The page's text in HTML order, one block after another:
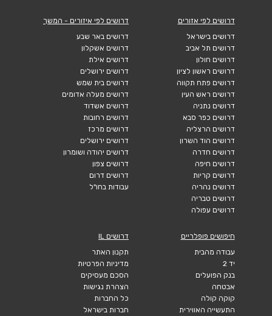
דרושים לפי אזורים
דרושים בישראל
דרושים תל אביב
דרושים חולון
דרושים ראשון לציון
דרושים פתח תקווה
דרושים ראש העין
דרושים נתניה
דרושים כפר סבא
דרושים הרצליה
דרושים הוד השרון
דרושים חדרה
דרושים חיפה
דרושים קריות
דרושים נהריה
דרושים טבריה
דרושים עפולה
דרושים לפי איזורים - המשך
דרושים באר שבע
דרושים אשקלון
דרושים אילת
דרושים ירושלים
דרושים בית שמש
דרושים מעלה אדומים
דרושים אשדוד
דרושים רחובות
דרושים מרכז
דרושים ירושלים
דרושים יהודה ושומרון
דרושים צפון
דרושים דרום
עבודות בחו"ל
חיפושים פופלריים
עבודה מהבית
יד 2
בנק הפועלים
אבטחה
קוקה קולה
התעשייה האווירית
דרושים IL
תקנון האתר
מדיניות הפרטיות
הסכם מעסיקים
הצהרת נגישות
כל החברות
חברות בישראל